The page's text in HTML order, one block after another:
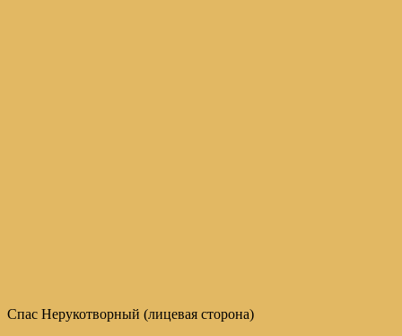
Спас Нерукотворный (лицевая сторона)